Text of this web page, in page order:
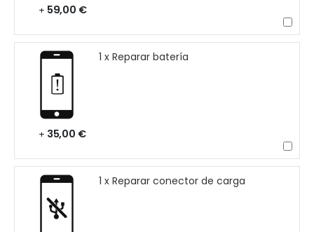
+ 59,00 €
1 x Reparar batería
+ 35,00 €
1 x Reparar conector de carga